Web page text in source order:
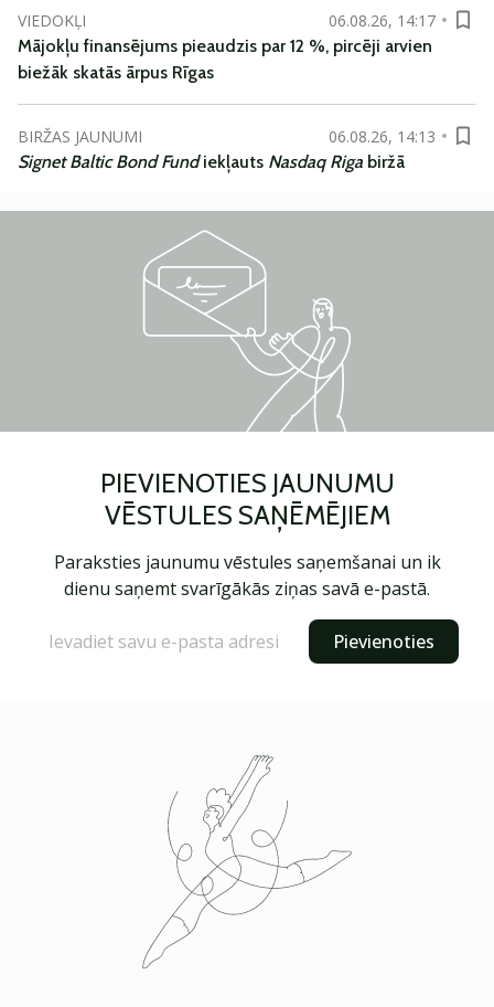
VIEDOKĻI
06.08.26, 14:17
Mājokļu finansējums pieaudzis par 12 %, pircēji arvien
biežāk skatās ārpus Rīgas
BIRŽAS JAUNUMI
06.08.26, 14:13
Signet Baltic Bond Fundiekļauts Nasdaq Riga biržā
PIEVIENOTIES JAUNUMU
VĒSTULES SAŅĒMĒJIEM
Paraksties jaunumu vēstules saņemšanai un ik
dienu saņemt svarīgākās ziņas savā e-pastā.
Pievienoties